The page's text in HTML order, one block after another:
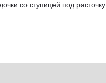
со ступицей под расточку,